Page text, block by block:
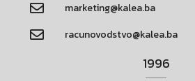
marketing@kalea.ba
racunovodstvo@kalea.ba
1996